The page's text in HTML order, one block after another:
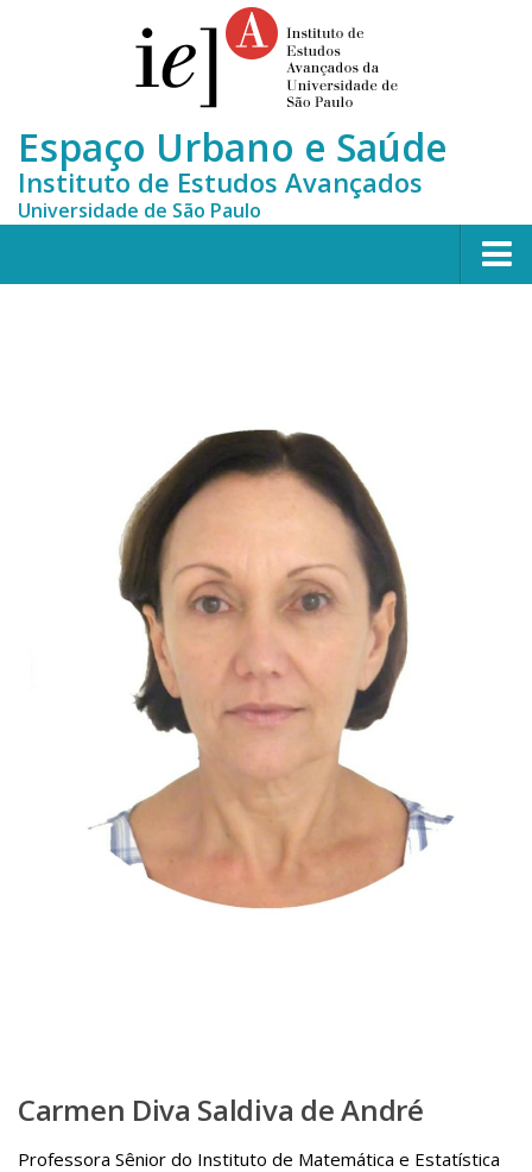
Espaço Urbano e Saúde
Instituto de Estudos Avançados
Universidade de São Paulo
MONITORA-CLUSTERS
Publicações científicas
Onde estamos
Português
Carmen Diva Saldiva de André
Professora Sênior do Instituto de Matemática e Estatística